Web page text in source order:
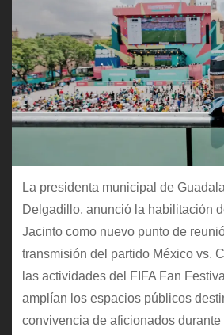
La presidenta municipal de
Delgadillo, anunció la habilitación
Jacinto como nuevo punto de
transmisión del partido México vs.
las actividades del FIFA Fan
amplían los espacios públicos
convivencia de aficionados durante